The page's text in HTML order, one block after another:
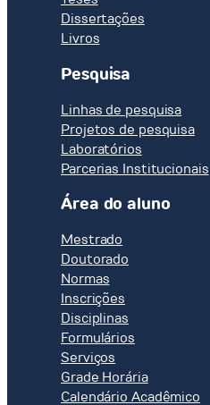
Dissertações
Livros
Pesquisa
Linhas de pesquisa
Projetos de pesquisa
Laboratórios
Parcerias Institucionais
Área do aluno
Mestrado
Doutorado
Normas
Inscrições
Disciplinas
Formulários
Serviços
Grade Horária
Calendário Acadêmico